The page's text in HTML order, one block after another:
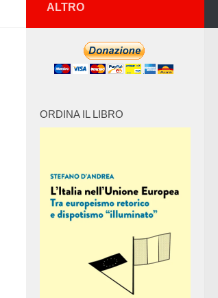
ALTRO
ORDINA IL LIBRO